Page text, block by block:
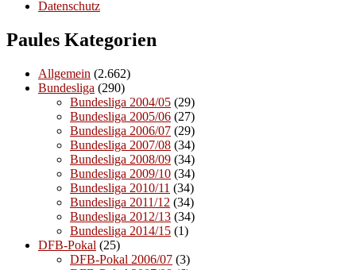
Datenschutz
Paules Kategorien
Allgemein (2.662)
Bundesliga (290)
Bundesliga 2004/05 (29)
Bundesliga 2005/06 (27)
Bundesliga 2006/07 (29)
Bundesliga 2007/08 (34)
Bundesliga 2008/09 (34)
Bundesliga 2009/10 (34)
Bundesliga 2010/11 (34)
Bundesliga 2011/12 (34)
Bundesliga 2012/13 (34)
Bundesliga 2014/15 (1)
DFB-Pokal (25)
DFB-Pokal 2006/07 (3)